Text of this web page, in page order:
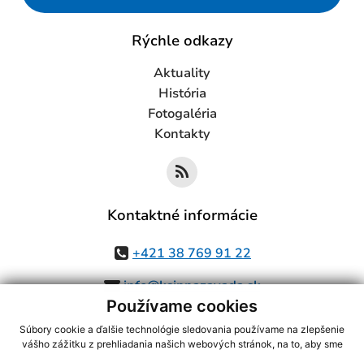
Používame cookies
Súbory cookie a ďalšie technológie sledovania používame na zlepšenie
vášho zážitku z prehliadania našich webových stránok, na to, aby sme
Rýchle odkazy
Aktuality
História
Fotogaléria
Kontakty
Kontaktné informácie
+421 38 769 91 22
info@ksinnazavada.sk